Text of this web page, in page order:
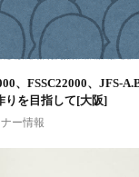
、FSSC22000、JFS-
りを目指して[大阪]
ー情報